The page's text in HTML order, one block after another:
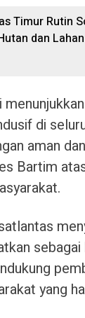
Timur Rutin
dan Lahan
di
aman
Bartim
yang